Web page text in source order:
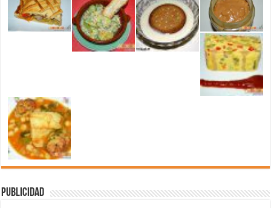
Publicidad